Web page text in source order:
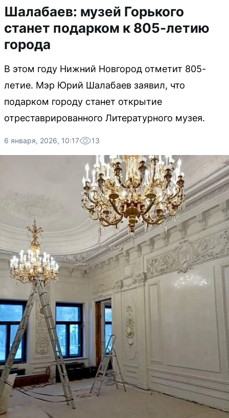
Шалабаев: музей Горького
станет подарком к 805-летию
города
В этом году Нижний Новгород отметит 805-
летие. Мэр Юрий Шалабаев заявил, что
подарком городу станет открытие
отреставрированного Литературного музея.
6 января, 2026, 10:17 13